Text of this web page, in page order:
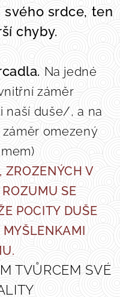
svého srdce, ten
chyby.
Na jedné
záměr
naší duše/, a na
omezený
ZROZENÝCH V
SE
POCITY DUŠE
MYŠLENKAMI
TVŮRCEM SVÉ